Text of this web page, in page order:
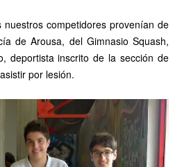
nuestros competidores provenían de
de Arousa, del Gimnasio Squash,
deportista inscrito de la sección de
por lesión.